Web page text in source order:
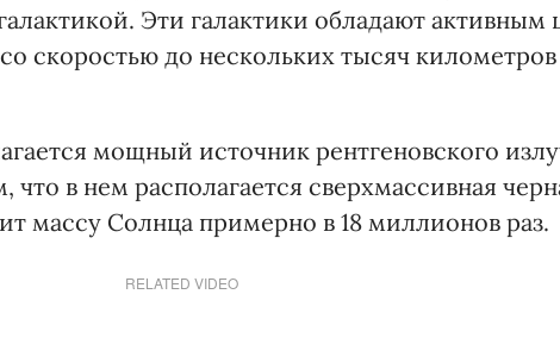
Эти галактики обладают активным
скоростью до нескольких тысяч километров
мощный источник рентгеновского
что в нем располагается сверхмассивная
массу Солнца примерно в 18 миллионов раз.
RELATED VIDEO